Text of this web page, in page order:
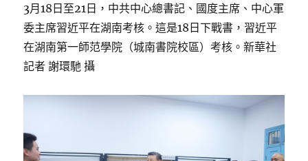
3月18日至21日，中共中心總書記、國度主席、中心軍
委主席習近平在湖南考核。這是18日下戰書，習近平
在湖南第一師范學院（城南書院校區）考核。新華社
記者 謝環馳 攝